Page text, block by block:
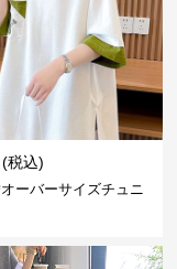
(税込)
ーバーサイズチュニ